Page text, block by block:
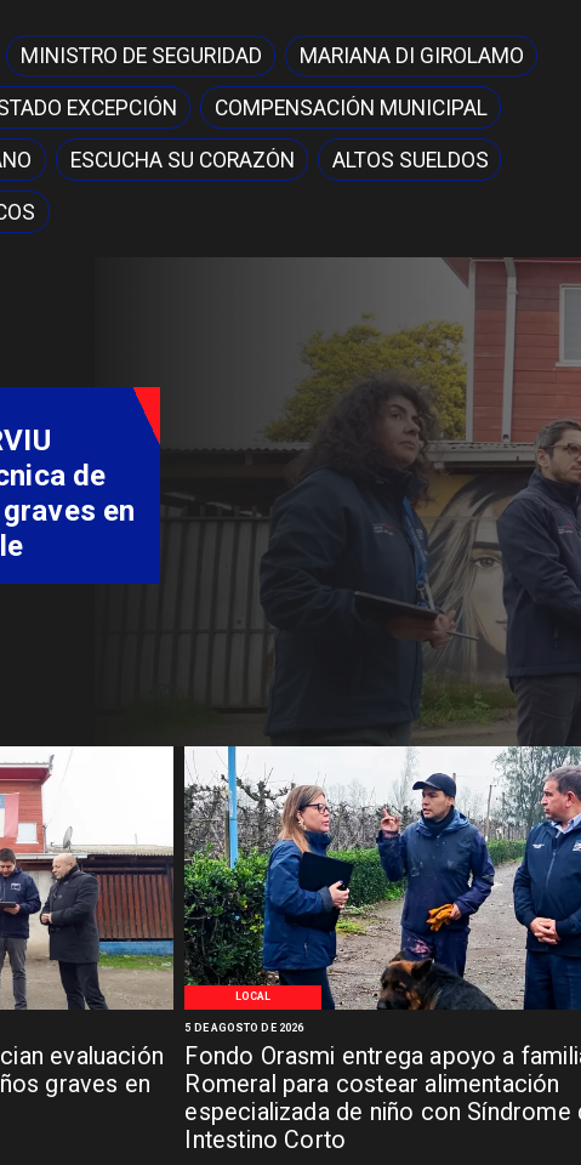
MINISTRO DE SEGURIDAD MARIANA DI GIROLAMO
EXCEPCIÓN COMPENSACIÓN MUNICIPAL
ESCUCHA SU CORAZÓN ALTOS SUELDOS
evaluación
graves en
LOCAL
Fondo Orasmi entrega apoyo a
Romeral para costear alimentación
especializada de niño con Síndrome
Intestino Corto
5 DE AGOSTO DE 2026
apoyo a
con
Corto